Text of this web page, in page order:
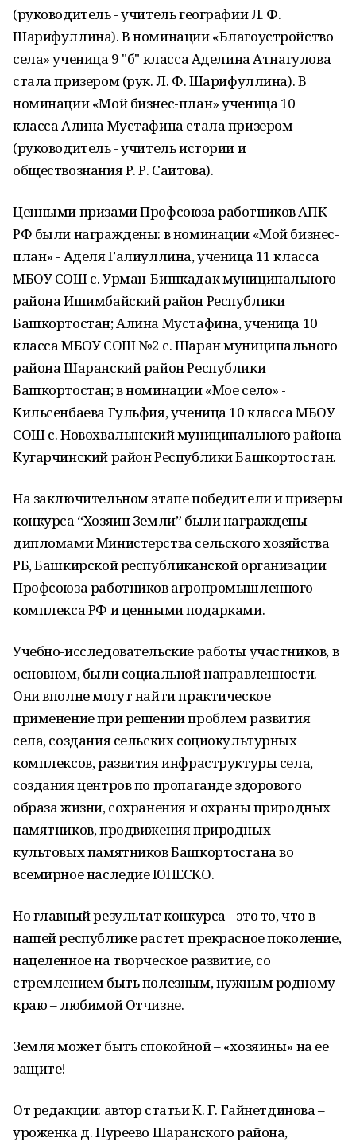
(руководитель - учитель географии Л. Ф.
Шарифуллина). В номинации «Благоустройство
села» ученица 9 "б" класса Аделина Атнагулова
стала призером (рук. Л. Ф. Шарифуллина). В
номинации «Мой бизнес-план» ученица 10
класса Алина Мустафина стала призером
(руководитель - учитель истории и
обществознания Р. Р. Саитова).
Ценными призами Профсоюза работников АПК
РФ были награждены: в номинации «Мой бизнес-
план» - Аделя Галиуллина, ученица 11 класса
МБОУ СОШ с. Урман-Бишкадак муниципального
района Ишимбайский район Республики
Башкортостан; Алина Мустафина, ученица 10
класса МБОУ СОШ №2 с. Шаран муниципального
района Шаранский район Республики
Башкортостан; в номинации «Мое село» -
Кильсенбаева Гульфия, ученица 10 класса МБОУ
СОШ с. Новохвалынский муниципального района
Кугарчинский район Республики Башкортостан.
На заключительном этапе победители и призеры
конкурса “Хозяин Земли” были награждены
дипломами Министерства сельского хозяйства
РБ, Башкирской республиканской организации
Профсоюза работников агропромышленного
комплекса РФ и ценными подарками.
Учебно-исследовательские работы участников, в
основном, были социальной направленности.
Они вполне могут найти практическое
применение при решении проблем развития
села, создания сельских социокультурных
комплексов, развития инфраструктуры села,
создания центров по пропаганде здорового
образа жизни, сохранения и охраны природных
памятников, продвижения природных
культовых памятников Башкортостана во
всемирное наследие ЮНЕСКО.
Но главный результат конкурса - это то, что в
нашей республике растет прекрасное поколение,
нацеленное на творческое развитие, со
стремлением быть полезным, нужным родному
краю – любимой Отчизне.
Земля может быть спокойной – «хозяины» на ее
защите!
От редакции: автор статьи К. Г. Гайнетдинова –
уроженка д. Нуреево Шаранского района,